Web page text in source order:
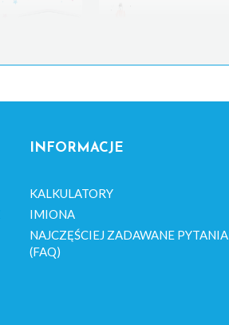
INFORMACJE
KALKULATORY
IMIONA
NAJCZĘŚCIEJ ZADAWANE PYTANIA
(FAQ)